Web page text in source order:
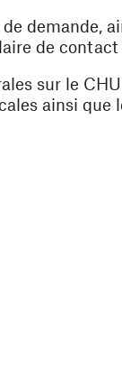
demande,
de contact
sur le
ainsi que